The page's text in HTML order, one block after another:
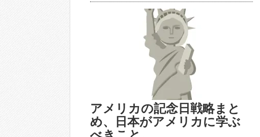
アメリカの記念日戦略まと
め、日本がアメリカに学ぶ